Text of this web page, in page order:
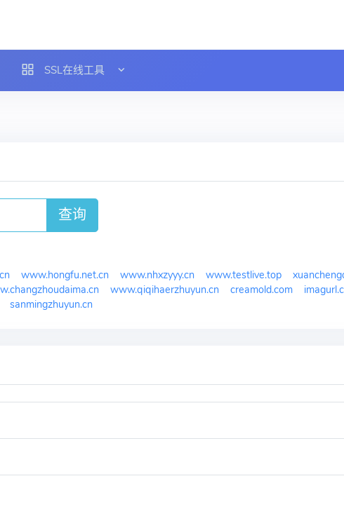
SSL在线工具
查询
www.hongfu.net.cn www.nhxzyyy.cn www.testlive.top
www.qiqihaerzhuyun.cn creamold.com
sanmingzhuyun.cn